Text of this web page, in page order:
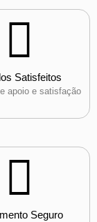
Satisfeitos
apoio e satisfação
Seguro